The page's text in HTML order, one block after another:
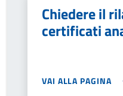
Chiedere il
certificati
VAI ALLA PAGINA